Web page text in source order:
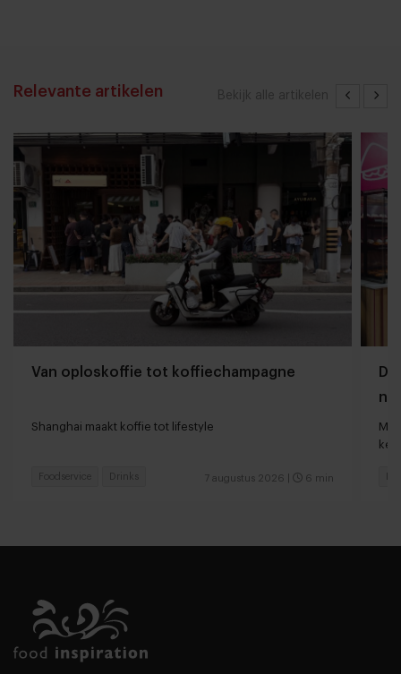
Bekijk alle artikelen
Relevante artikelen
Van oploskoffie tot koffiechampagne
Shanghai maakt koffie tot lifestyle
7 augustus 2026 6 min
Foodservice Drinks